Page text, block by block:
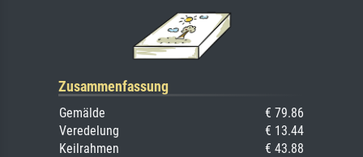
Zusammenfassung
Gemälde
€ 79.86
Veredelung
€ 13.44
Keilrahmen
€ 43.88